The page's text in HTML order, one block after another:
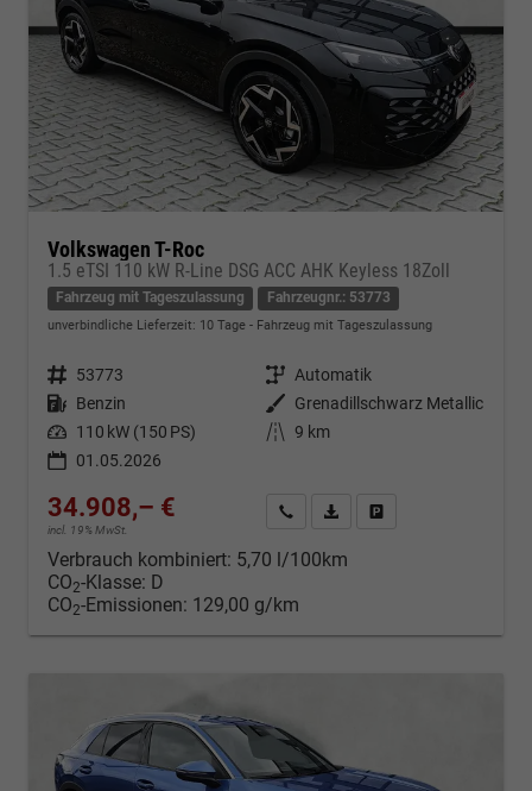
Volkswagen T-Roc
1.5 eTSI 110 kW R-Line DSG ACC AHK Keyless 18Zoll
Fahrzeug mit Tageszulassung Fahrzeugnr.: 53773
unverbindliche Lieferzeit: 10 Tage Fahrzeug mit Tageszulassung
Fahrzeugnr. 53773 Getriebe Automatik
Kraftstoff Benzin Außenfarbe
Grenadillschwarz Metallic
Leistung 110 kW (150 PS) Kilometerstand 9 km
01.05.2026
34.908,– €
incl. 19% MwSt.
Kontakt & Angebot anfordern
PDF-Datei, Fahrzeugexposé
Verbrauch kombiniert: 5,70 l/100km
CO2-Klasse: D
CO2-Emissionen: 129,00 g/km